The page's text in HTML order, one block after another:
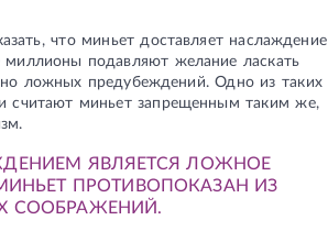
что миньет доставляет наслаждение
подавляют желание ласкать
ложных предубеждений. Одно из таких
считают миньет запрещенным таким же,
ЯВЛЯЕТСЯ ЛОЖНОЕ
ПРОТИВОПОКАЗАН ИЗ
СООБРАЖЕНИЙ.